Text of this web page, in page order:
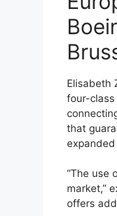
Elisabeth
four-
that
“The use
market,”
offers